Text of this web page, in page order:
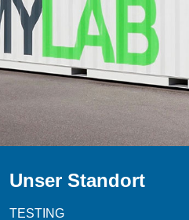
Unser Standort
TESTING